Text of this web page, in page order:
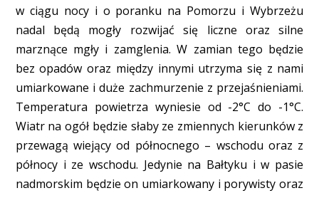
w ciągu nocy i o poranku na Pomorzu i Wybrzeżu
nadal będą mogły rozwijać się liczne oraz silne
marznące mgły i zamglenia. W zamian tego będzie
bez opadów oraz między innymi utrzyma się z nami
umiarkowane i duże zachmurzenie z przejaśnieniami.
Temperatura powietrza wyniesie od -2°C do -1°C.
Wiatr na ogół będzie słaby ze zmiennych kierunków z
przewagą wiejący od północnego – wschodu oraz z
północy i ze wschodu. Jedynie na Bałtyku i w pasie
nadmorskim będzie on umiarkowany i porywisty oraz